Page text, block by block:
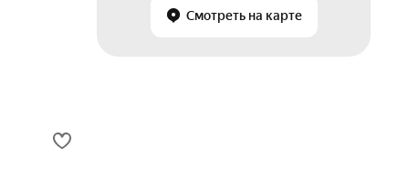
Смотреть на карте